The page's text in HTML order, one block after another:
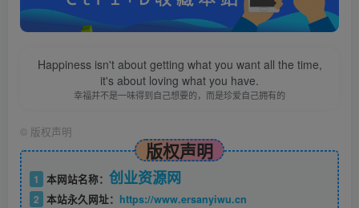
Happiness isn't about getting what you want all the time,
it's about loving what you have.
幸福并不是一味得到自己想要的，而是珍爱自己拥有的
© 版权声明
版权声明
1 本网站名称： 创业资源网
2 本站永久网址： https://www.ersanyiwu.cn